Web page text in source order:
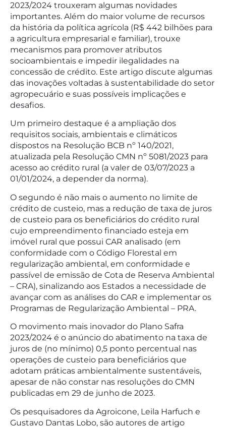
2023/2024 trouxeram algumas novidades
importantes. Além do maior volume de recursos
da história da política agrícola (R$ 442 bilhões para
a agricultura empresarial e familiar), trouxe
mecanismos para promover atributos
socioambientais e impedir ilegalidades na
concessão de crédito. Este artigo discute algumas
das inovações voltadas à sustentabilidade do setor
agropecuário e suas possíveis implicações e
desafios.
Um primeiro destaque é a ampliação dos
requisitos sociais, ambientais e climáticos
dispostos na Resolução BCB nº 140/2021,
atualizada pela Resolução CMN nº 5081/2023 para
acesso ao crédito rural (a valer de 03/07/2023 a
01/01/2024, a depender da norma).
O segundo é não mais o aumento no limite de
crédito de custeio, mas a redução de taxa de juros
de custeio para os beneficiários do crédito rural
cujo empreendimento financiado esteja em
imóvel rural que possui CAR analisado (em
conformidade com o Código Florestal em
regularização ambiental, em conformidade e
passível de emissão de Cota de Reserva Ambiental
– CRA), sinalizando aos Estados a necessidade de
avançar com as análises do CAR e implementar os
Programas de Regularização Ambiental – PRA.
O movimento mais inovador do Plano Safra
2023/2024 é o anúncio do abatimento na taxa de
juros de (no mínimo) 0,5 ponto percentual nas
operações de custeio para beneficiários que
adotam práticas ambientalmente sustentáveis,
apesar de não constar nas resoluções do CMN
publicadas em 29 de junho de 2023.
Os pesquisadores da Agroicone, Leila Harfuch e
Gustavo Dantas Lobo, são autores de artigo